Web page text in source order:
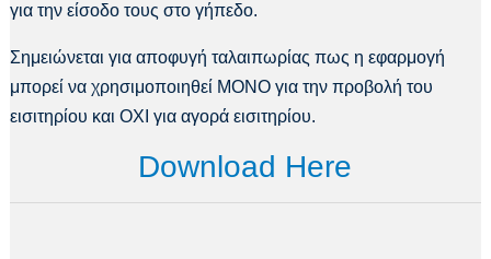
για την είσοδο τους στο γήπεδο.
Σημειώνεται για αποφυγή ταλαιπωρίας πως η εφαρμογή
μπορεί να χρησιμοποιηθεί ΜΟΝΟ για την προβολή του
εισιτηρίου και ΟΧΙ για αγορά εισιτηρίου.
Download Here